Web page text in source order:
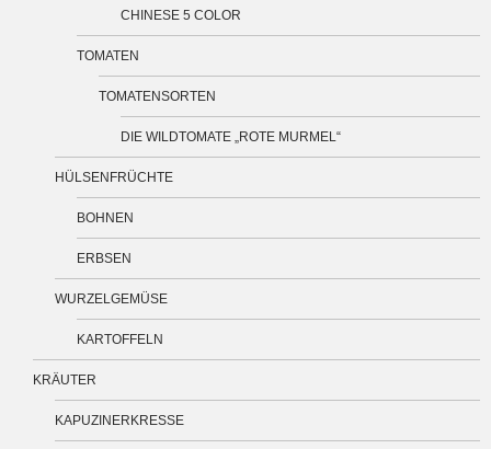
CHINESE 5 COLOR
TOMATEN
TOMATENSORTEN
DIE WILDTOMATE „ROTE MURMEL“
HÜLSENFRÜCHTE
BOHNEN
ERBSEN
WURZELGEMÜSE
KARTOFFELN
KRÄUTER
KAPUZINERKRESSE